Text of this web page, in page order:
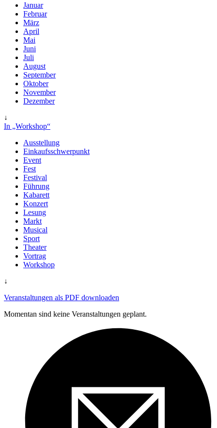
Januar
Februar
März
April
Mai
Juni
Juli
August
September
Oktober
November
Dezember
↓
In „Workshop“
Ausstellung
Einkaufsschwerpunkt
Event
Fest
Festival
Führung
Kabarett
Konzert
Lesung
Markt
Musical
Sport
Theater
Vortrag
Workshop
↓
Veranstaltungen als PDF downloaden
Momentan sind keine Veranstaltungen geplant.